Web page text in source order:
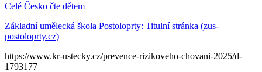
Celé Česko čte dětem
Základní umělecká škola Postoloprty: Titulní stránka (zus-
postoloprty.cz)
https://www.kr-ustecky.cz/prevence-rizikoveho-chovani-2025/d-
1793177